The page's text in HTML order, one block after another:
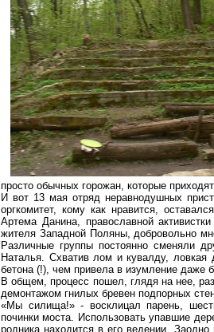
просто обычных горожан, которые
И вот 13 мая отряд неравнодушных
оргкомитет, кому как нравится,
Артема Данина, православной
жителя Западной Поляны, добровольно
Различные группы постоянно сменяли
Наталья. Схватив лом и кувалду, ловкая
бетона (!), чем привела в изумление даже
В общем, процесс пошел, глядя на нее,
демонтажом гнилых бревен подпорных
«Мы силища!» - восклицал парень,
починки моста. Использовать упавшие
родника находится в его ведении.